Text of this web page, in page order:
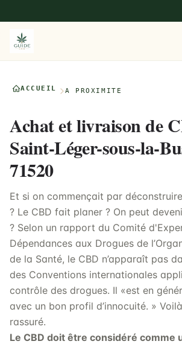
ACCUEIL À PROXIMITÉ
Achat et livraison de
Saint-Léger-sous-la-
71520
Et si on commençait par
? Le CBD fait planer ? On peut
? Selon un rapport du Comité
Dépendances aux Drogues de
de la Santé, le CBD n’apparaît pas
des Conventions internationales
contrôle des drogues. Il «est en
avec un bon profil d’innocuité. »
rassuré.
Le CBD doit être considéré comme